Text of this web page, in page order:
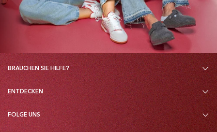
BRAUCHEN SIE HILFE?
ENTDECKEN
FOLGE UNS